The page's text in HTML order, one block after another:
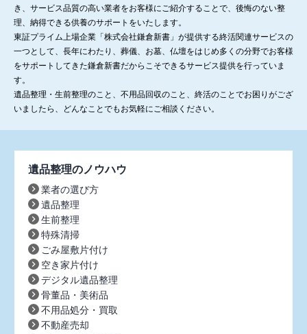
き、サービス品質の高い業者をお客様にご紹介することで、後悔のない整
理、納得できる供養のサポートをいたします。
東証プライム上場企業「株式会社鎌倉新書」が提供する終活関連サービスの
一つとして、長年にわたり、葬儀、お墓、仏壇をはじめ多くの分野でお客様
をサポートしてきた鎌倉新書だからこそできるサービス提供を行っていま
す。
遺品整理・生前整理のこと、不用品回収のこと、終活のことでお困りがござ
いましたら、どんなことでもお気軽にご相談ください。
遺品整理のノウハウ
業者の選び方
遺品整理
生前整理
特殊清掃
ごみ屋敷片付け
空き家片付け
デジタル遺品整理
骨董品・美術品
不用品処分・買取
不動産売却